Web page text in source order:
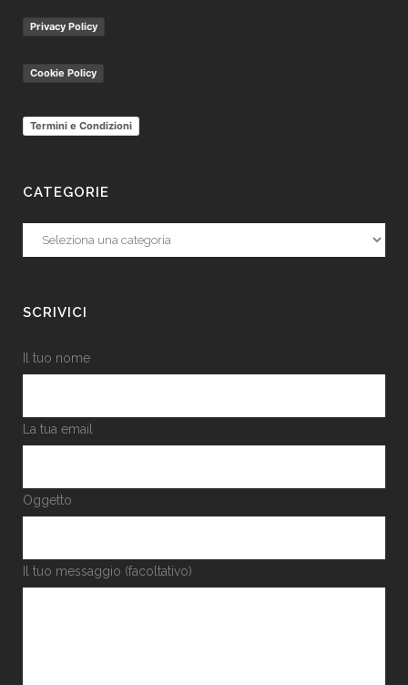
Privacy Policy
Cookie Policy
Termini e Condizioni
CATEGORIE
Categorie
SCRIVICI
Il tuo nome
La tua email
Oggetto
Il tuo messaggio (facoltativo)